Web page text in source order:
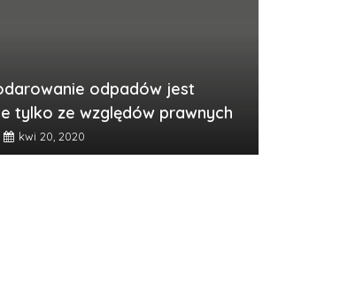
odpadów jest
tylko ze względów prawnych
kwi 20, 2020